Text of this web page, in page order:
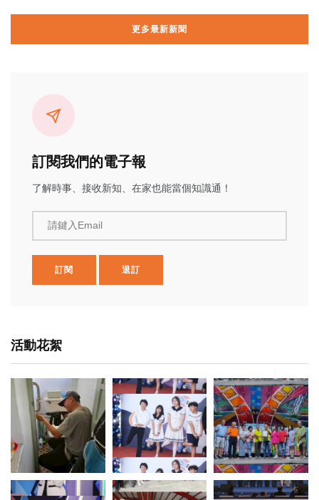
更多最新新聞
訂閱我們的電子報
了解時事、接收新知、在家也能當個知識通！
請鍵入Email
訂閱 退訂
活動花絮